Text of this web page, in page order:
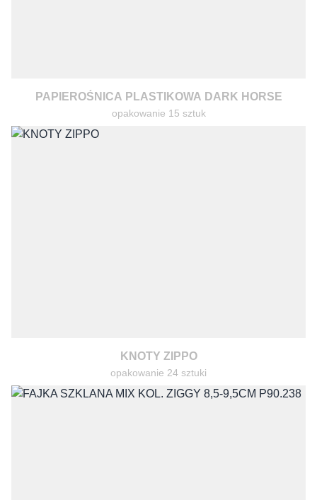
PAPIEROŚNICA PLASTIKOWA DARK HORSE
opakowanie 15 sztuk
KNOTY ZIPPO
opakowanie 24 sztuki